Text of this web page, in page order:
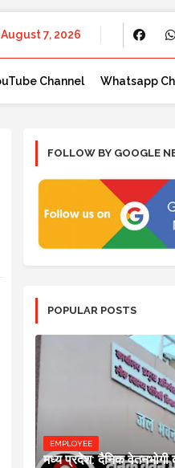
August 7, 2026
Channel Whatsapp
FOLLOW BY GOOGLE
POPULAR POSTS
EMPLOYEE
मध्य प्रदेश: दैनिक वेतनभोगी